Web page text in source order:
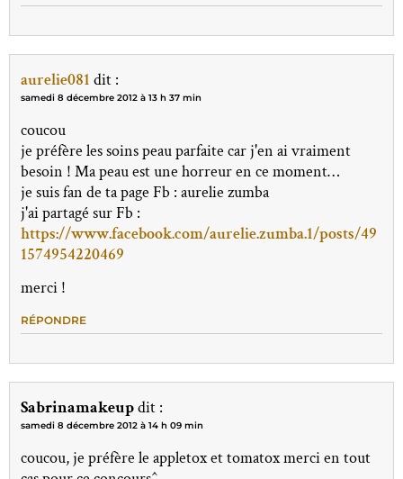
aurelie081 dit :
samedi 8 décembre 2012 à 13 h 37 min
coucou
je préfère les soins peau parfaite car j'en ai vraiment
besoin ! Ma peau est une horreur en ce moment…
je suis fan de ta page Fb : aurelie zumba
j'ai partagé sur Fb :
https://www.facebook.com/aurelie.zumba.1/posts/49
1574954220469
merci !
RÉPONDRE
Sabrinamakeupdit :
samedi 8 décembre 2012 à 14 h 09 min
coucou, je préfère le appletox et tomatox merci en tout